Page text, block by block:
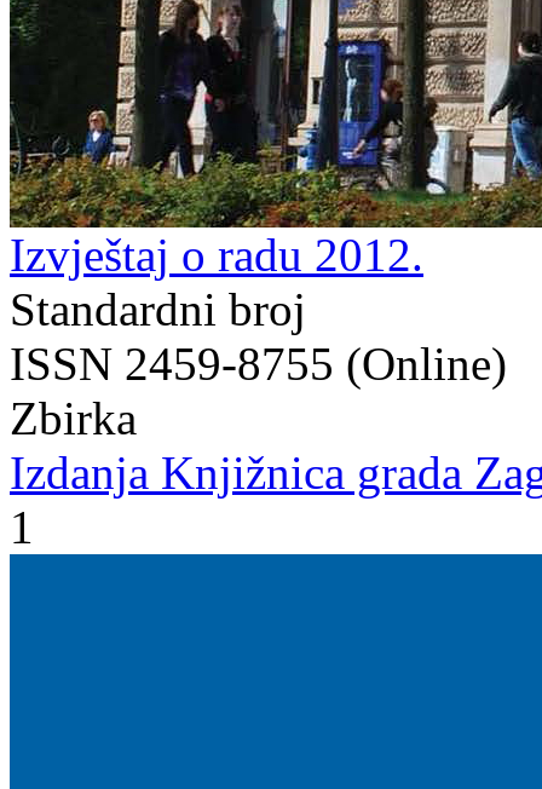
Izvještaj o radu 2012.
Standardni broj
ISSN 2459-8755 (Online)
Zbirka
Izdanja Knjižnica grada
1